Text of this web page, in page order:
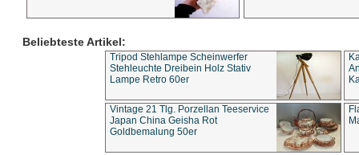
Beliebteste Artikel:
Tripod Stehlampe Scheinwerfer
Stehleuchte Dreibein Holz Stativ
Lampe Retro 60er
Vintage 21 Tlg. Porzellan Teeservice
Japan China Geisha Rot
Goldbemalung 50er